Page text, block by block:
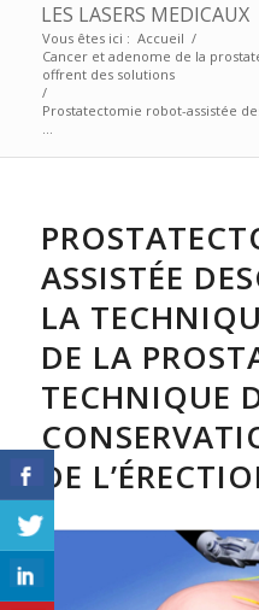
LES LASERS MEDICAUX
Vous êtes ici : Accueil /
Cancer et adenome de la
offrent des solutions
/
Prostatectomie robot-assistée
...
ASSISTÉE
LA
DE LA
TECHNIQUE
DE